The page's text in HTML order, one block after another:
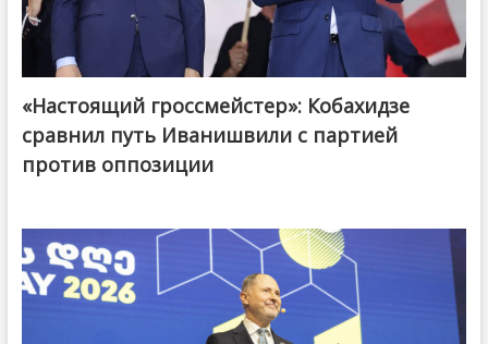
@ქართული ოცნება / Georgian Dream
«Настоящий гроссмейстер»: Кобахидзе
сравнил путь Иванишвили с партией
против оппозиции